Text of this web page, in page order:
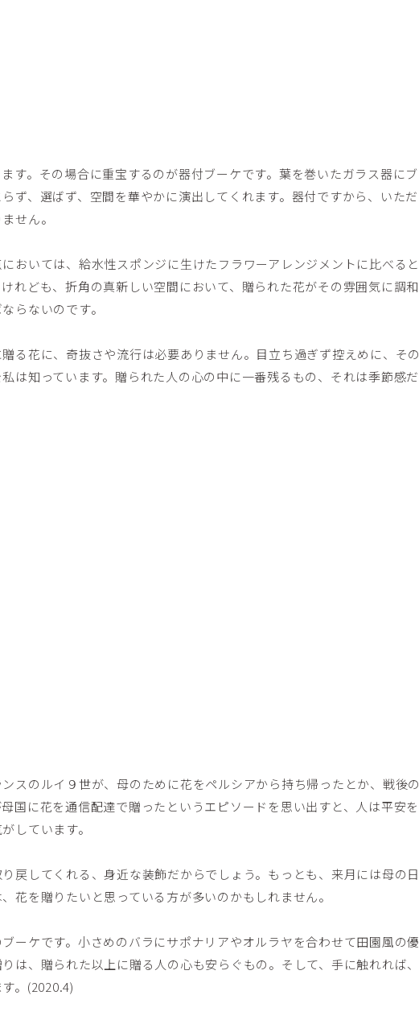
す。その場合に重宝するのが器付ブーケです。葉を巻いたガラス器にブ
ず、選ばず、空間を華やかに演出してくれます。器付ですから、いただ
せん。
おいては、給水性スポンジに生けたフラワーアレンジメントに比べると
れども、折角の真新しい空間において、贈られた花がその雰囲気に調和
らないのです。
る花に、奇抜さや流行は必要ありません。目立ち過ぎず控えめに、その
は知っています。贈られた人の心の中に一番残るもの、それは季節感だ
スのルイ９世が、母のために花をペルシアから持ち帰ったとか、戦後の
国に花を通信配達で贈ったというエピソードを思い出すと、人は平安を
しています。
戻してくれる、身近な装飾だからでしょう。もっとも、来月には母の日
花を贈りたいと思っている方が多いのかもしれません。
ーケです。小さめのバラにサポナリアやオルラヤを合わせて田園風の優
は、贈られた以上に贈る人の心も安らぐもの。そして、手に触れれば、
。(2020.4)